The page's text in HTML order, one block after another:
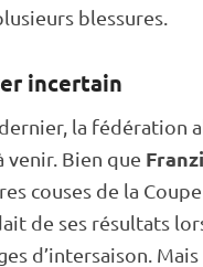
blessures.
incertain
la fédération
venir. Bien que
couses de la
de ses résultats
d’intersaison.